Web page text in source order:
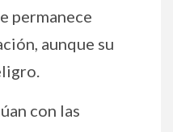
permanece
aunque su
con las